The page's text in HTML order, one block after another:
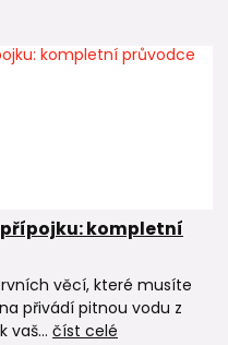
kompletní
věcí, které musíte
přivádí pitnou vodu z
vaš... číst celé